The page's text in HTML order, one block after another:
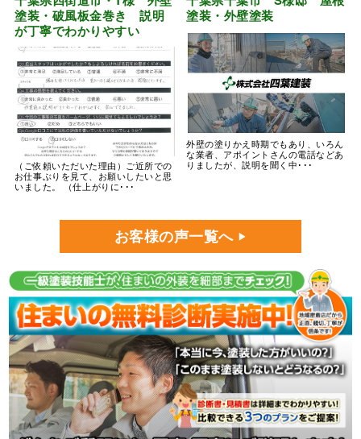
塗装・破風板金巻き 説明
が丁寧でわかりやすい
（ご依頼いただいた理由）ご近所での
お仕事ぶりを見て、お願いしたいと思
いました。 （仕上がりに･･･
塗装・外壁塗装
外壁の塗りかえ時期でもあり、いろん
な業者、アポイントさんの電話などあ
りましたが、説明を聞く中･･･
お客様の声一覧へ